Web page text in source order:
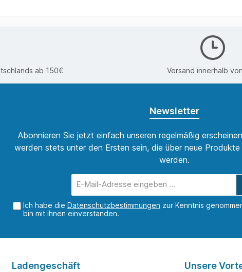
ab 150€ Versand innerhalb
Newsletter
Abonnieren Sie jetzt einfach unseren regelmäßig
werden stets unter den Ersten sein, die über neue
werden.
Mail-
Adresse*
Ich habe die Datenschutzbestimmungen zur Kenntnis
bin mit ihnen einverstanden.
Ladengeschäft
Unsere